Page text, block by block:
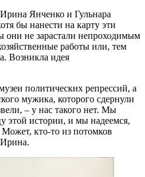
Янченко и Гульнара
бы нанести на карту эти
они не зарастали непроходимым
работы или, тем
Возникла идея
политических репрессий, а
мужика, которого сдернули
– у нас такого нет. Мы
этой истории, и мы надеемся,
кто-то из потомков